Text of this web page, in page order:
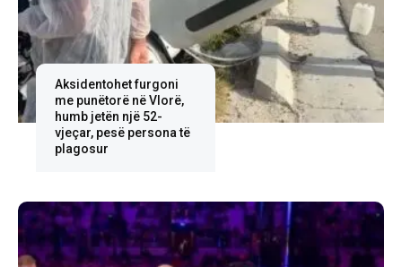
Aksidentohet furgoni
me punëtorë në Vlorë,
humb jetën një 52-
vjeçar, pesë persona të
plagosur